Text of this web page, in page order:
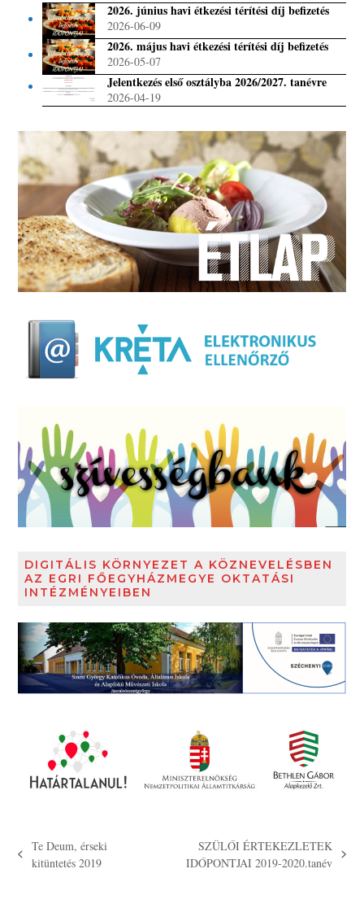
2026. június havi étkezési térítési díj befizetés
2026-06-09
2026. május havi étkezési térítési díj befizetés
2026-05-07
Jelentkezés első osztályba 2026/2027. tanévre
2026-04-19
DIGITÁLIS KÖRNYEZET A KÖZNEVELÉSBEN
AZ EGRI FŐEGYHÁZMEGYE OKTATÁSI
INTÉZMÉNYEIBEN
previous
Te Deum, érseki
kitüntetés 2019
SZÜLŐI ÉRTEKEZLETEK
IDŐPONTJAI 2019-2020.tanév